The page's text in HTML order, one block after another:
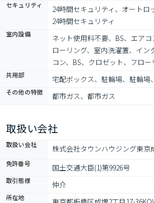
セキュリティ
24時間セキュリティ、オートロ
24時間セキュリティ
室内設備
ネット使用料不要、BS、エア
ローリング、室内洗濯置、イン
コン、BS、クロゼット、フロ
共用部 宅配ボックス、駐輪場、駐輪場
その他の特徴 都市ガス、都市ガス
取扱い会社
取扱い会社 株式会社タウンハウジング東京
免許番号 国土交通大臣(1)第9926号
取引態様 仲介
所在地